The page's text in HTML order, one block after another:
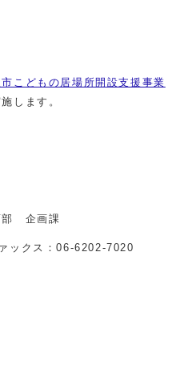
市こどもの居場所開設支援事業
します。
部 企画課
クス：06-6202-7020